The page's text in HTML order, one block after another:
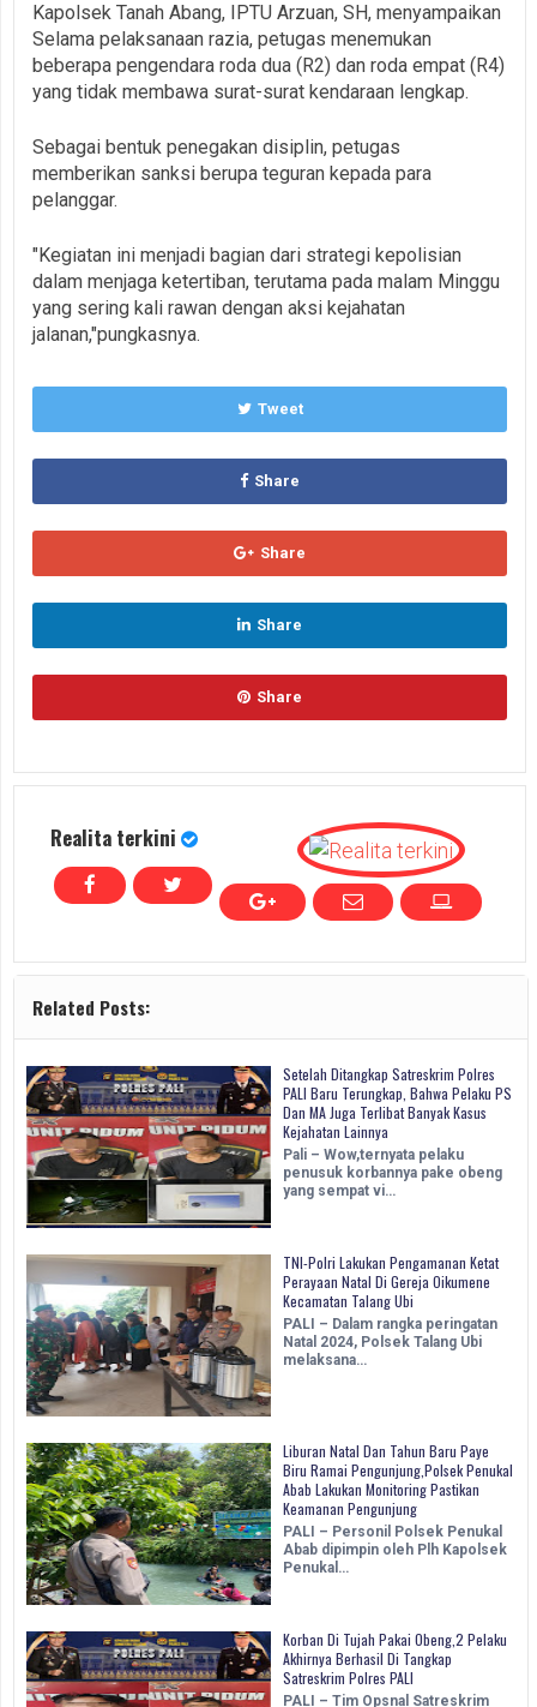
Kapolsek Tanah Abang, IPTU Arzuan, SH, menyampaikan
Selama pelaksanaan razia, petugas menemukan
beberapa pengendara roda dua (R2) dan roda empat (R4)
yang tidak membawa surat-surat kendaraan lengkap.
Sebagai bentuk penegakan disiplin, petugas
memberikan sanksi berupa teguran kepada para
pelanggar.
"Kegiatan ini menjadi bagian dari strategi kepolisian
dalam menjaga ketertiban, terutama pada malam Minggu
yang sering kali rawan dengan aksi kejahatan
jalanan,"pungkasnya.
Tweet
Share
Share
Share
Share
Realita terkini
Related Posts:
Setelah Ditangkap Satreskrim Polres
PALI Baru Terungkap, Bahwa Pelaku PS
Dan MA Juga Terlibat Banyak Kasus
Kejahatan Lainnya
Pali – Wow,ternyata pelaku
penusuk korbannya pake obeng
yang sempat vi…
TNI-Polri Lakukan Pengamanan Ketat
Perayaan Natal Di Gereja Oikumene
Kecamatan Talang Ubi
PALI – Dalam rangka peringatan
Natal 2024, Polsek Talang Ubi
melaksana…
Liburan Natal Dan Tahun Baru Paye
Biru Ramai Pengunjung,Polsek Penukal
Abab Lakukan Monitoring Pastikan
Keamanan Pengunjung
PALI – Personil Polsek Penukal
Abab dipimpin oleh Plh Kapolsek
Penukal…
Korban Di Tujah Pakai Obeng,2 Pelaku
Akhirnya Berhasil Di Tangkap
Satreskrim Polres PALI
PALI – Tim Opsnal Satreskrim